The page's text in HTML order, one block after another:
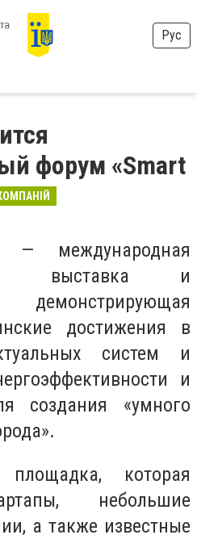
Рус
форум «Smart
— международная
выставка и
достижения в
систем и
и
создания «умного
которая
небольшие
а также известные